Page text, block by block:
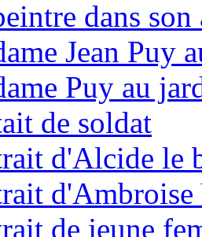
dans son
Jean Puy
Puy au
de soldat
d'Alcide le
de jeune